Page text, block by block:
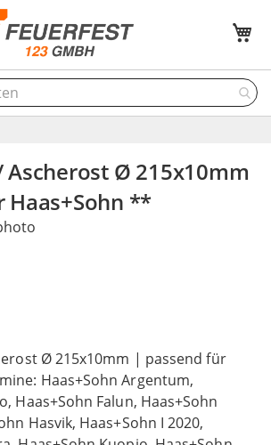
Ascherost Ø 215x10mm
Haas+Sohn **
Ø 215x10mm | passend für
Haas+Sohn Argentum,
Haas+Sohn Falun, Haas+Sohn
Hasvik, Haas+Sohn I 2020,